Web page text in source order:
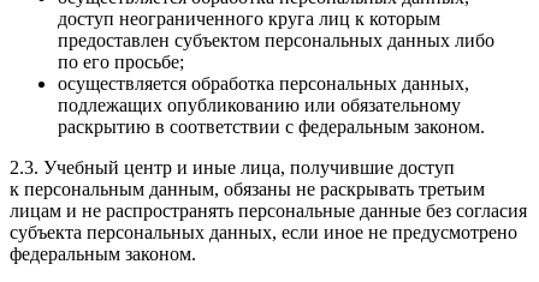
доступ неограниченного круга лиц к которым
предоставлен субъектом персональных данных либо
по его просьбе;
осуществляется обработка персональных данных,
подлежащих опубликованию или обязательному
раскрытию в соответствии с федеральным законом.
2.3. Учебный центр и иные лица, получившие доступ
к персональным данным, обязаны не раскрывать третьим
лицам и не распространять персональные данные без согласия
субъекта персональных данных, если иное не предусмотрено
федеральным законом.